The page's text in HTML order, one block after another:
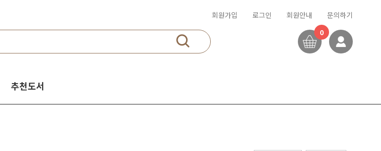
회원가입 로그인 회원안내 문의하기
0
추천도서